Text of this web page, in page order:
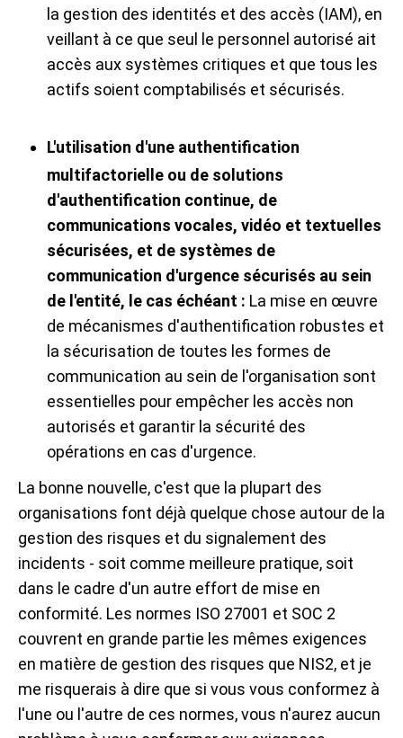
la gestion des identités et des accès (IAM), en
veillant à ce que seul le personnel autorisé ait
accès aux systèmes critiques et que tous les
actifs soient comptabilisés et sécurisés.
L'utilisation d'une authentification
multifactorielle ou de solutions
d'authentification continue, de
communications vocales, vidéo et textuelles
sécurisées, et de systèmes de
communication d'urgence sécurisés au sein
de l'entité, le cas échéant : La mise en œuvre
de mécanismes d'authentification robustes et
la sécurisation de toutes les formes de
communication au sein de l'organisation sont
essentielles pour empêcher les accès non
autorisés et garantir la sécurité des
opérations en cas d'urgence.
La bonne nouvelle, c'est que la plupart des
organisations font déjà quelque chose autour de la
gestion des risques et du signalement des
incidents - soit comme meilleure pratique, soit
dans le cadre d'un autre effort de mise en
conformité. Les normes ISO 27001 et SOC 2
couvrent en grande partie les mêmes exigences
en matière de gestion des risques que NIS2, et je
me risquerais à dire que si vous vous conformez à
l'une ou l'autre de ces normes, vous n'aurez aucun